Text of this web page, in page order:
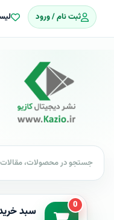
ثبت نام / ورود
0 سبد